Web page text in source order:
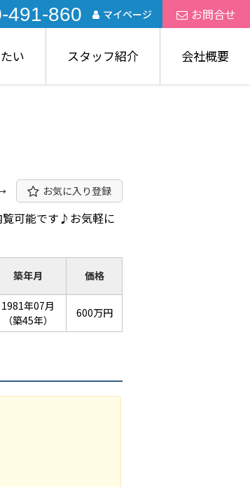
491-860 マイページ お問合せ
い スタッフ紹介 会社概要
お気に入り登録
可能です♪お気軽に
築年月 価格
1981年07月
（築45年）
600万円